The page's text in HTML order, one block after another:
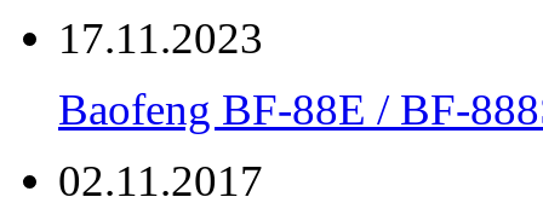
17.11.2023
Вaofeng BF-88E / BF-
02.11.2017